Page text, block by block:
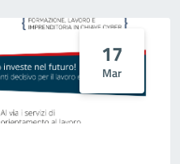
17
Mar